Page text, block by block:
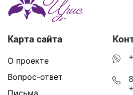
Карта сайта
О проекте
Вопрос-ответ